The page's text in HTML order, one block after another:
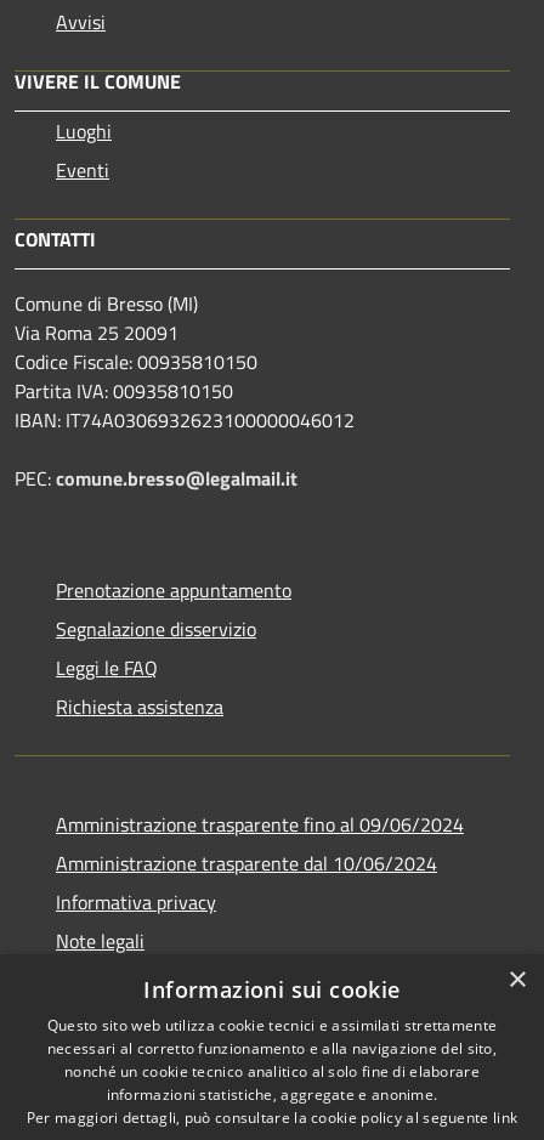
Avvisi
VIVERE IL COMUNE
Luoghi
Eventi
CONTATTI
Comune di Bresso (MI)
Via Roma 25 20091
Codice Fiscale: 00935810150
Partita IVA: 00935810150
IBAN: IT74A0306932623100000046012
PEC:comune.bresso@legalmail.it
Prenotazione appuntamento
Segnalazione disservizio
Leggi le FAQ
Richiesta assistenza
Amministrazione trasparente fino al 09/06/2024
Amministrazione trasparente dal 10/06/2024
Informativa privacy
Note legali
Dichiarazione di accessibilità
Accessibilità
Copyright © 2026 • Città di
Bresso • Powered by
×
Informazioni sui cookie
Questo sito web utilizza cookie tecnici e assimilati strettamente
necessari al corretto funzionamento e alla navigazione del sito,
nonché un cookie tecnico analitico al solo fine di elaborare
informazioni statistiche, aggregate e anonime.
Per maggiori dettagli, può consultare la cookie policy al seguente link